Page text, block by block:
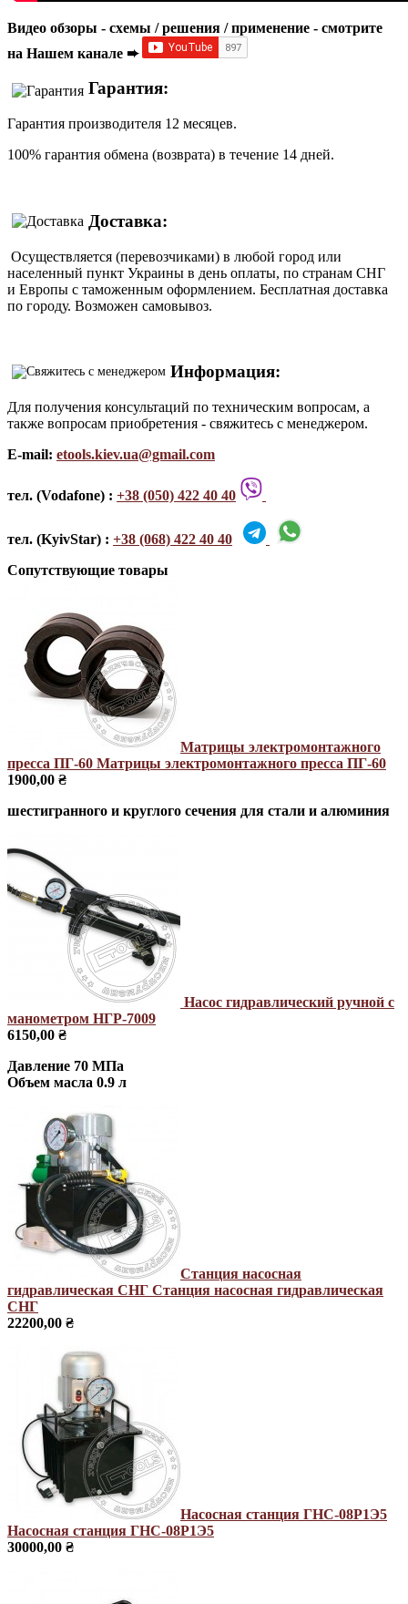
Видео обзоры - схемы / решения / применение - смотрите
на Нашем канале ➨
Гарантия:
Гарантия производителя 12 месяцев.
100% гарантия обмена (возврата) в течение 14 дней.
Доставка:
Осуществляется (перевозчиками) в любой город или
населенный пункт Украины в день оплаты, по странам СНГ
и Европы с таможенным оформлением. Бесплатная доставка
по городу. Возможен самовывоз.
Информация:
Для получения консультаций по техническим вопросам, а
также вопросам приобретения - свяжитесь с менеджером.
E-mail: etools.kiev.ua@gmail.com
тел. (Vodafone) : +38 (050) 422 40 40
тел. (KyivStar) : +38 (068) 422 40 40
Сопутствующие товары
Матрицы электромонтажного
пресса ПГ-60 Матрицы электромонтажного пресса ПГ-60
1900,00 ₴
шестигранного и круглого сечения для стали и алюминия
Насос гидравлический ручной с
манометром НГР-7009
6150,00 ₴
Давление 70 МПа
Объем масла 0.9 л
Станция насосная
гидравлическая СНГ Станция насосная гидравлическая
СНГ
22200,00 ₴
Насосная станция ГНС-08Р1Э5
Насосная станция ГНС-08Р1Э5
30000,00 ₴